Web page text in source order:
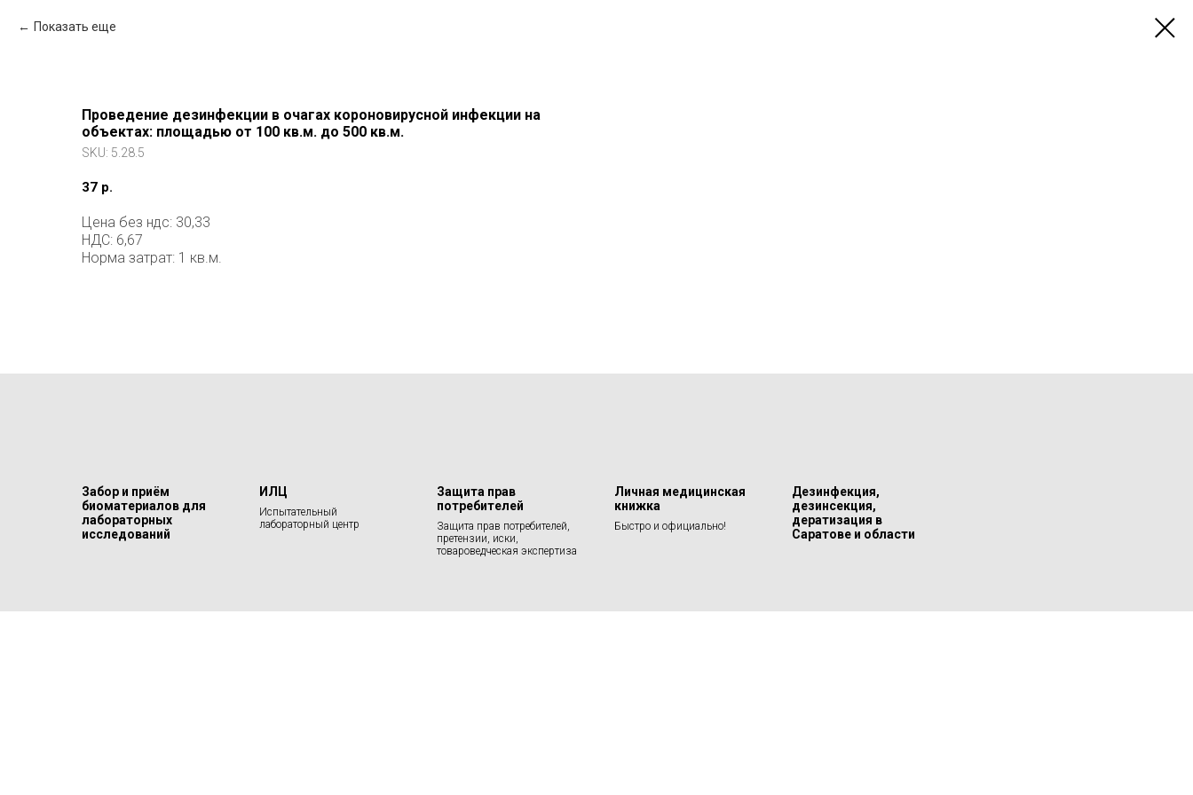
Показать еще
Проведение дезинфекции в очагах короновирусной инфекции на
объектах: площадью от 100 кв.м. до 500 кв.м.
SKU: 5.28.5
37 р.
Цена без ндс: 30,33
НДС: 6,67
Норма затрат: 1 кв.м.
Забор и приём
биоматериалов для
лабораторных
исследований
ИЛЦ
Испытательный
лабораторный центр
Защита прав
потребителей
Защита прав потребителей,
претензии, иски,
товароведческая экспертиза
Личная медицинская
книжка
Быстро и официально!
Дезинфекция,
дезинсекция,
дератизация в
Саратове и области